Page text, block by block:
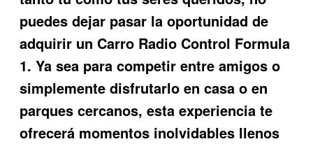
puedes dejar pasar la oportunidad de
adquirir un Carro Radio Control Formula
1. Ya sea para competir entre amigos o
simplemente disfrutarlo en casa o en
parques cercanos, esta experiencia te
ofrecerá momentos inolvidables llenos